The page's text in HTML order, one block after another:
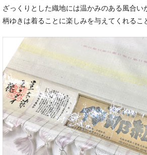
ざっくりとした織地には温かみのある風合い
柄ゆきは着ることに楽しみを与えてくれるこ